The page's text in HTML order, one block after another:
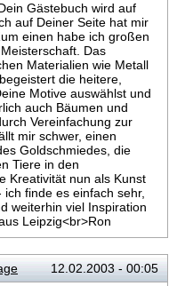
Gästebuch wird auf
auf Deiner Seite hat mir
einen habe ich großen
Das
Materialien wie Metall
die heitere,
Motive auswählst und
auch Bäumen und
Vereinfachung zur
mir schwer, einen
Goldschmiedes, die
Tiere in den
Kreativität nun als Kunst
finde es einfach sehr,
weiterhin viel Inspiration
Leipzig<br>Ron
12.02.2003 - 00:05